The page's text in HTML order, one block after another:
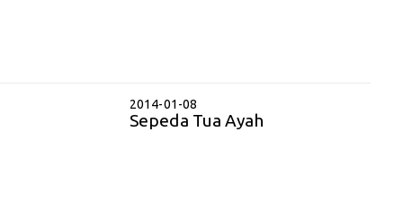
2014-01-08
Sepeda Tua Ayah